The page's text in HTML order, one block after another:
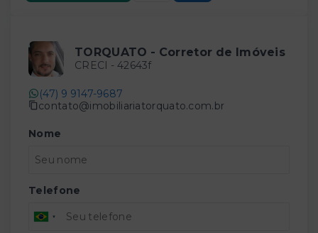
TORQUATO - Corretor de Imóveis
CRECI - 42643f
(47) 9 9147-9687
contato@imobiliariatorquato.com.br
Nome
Telefone